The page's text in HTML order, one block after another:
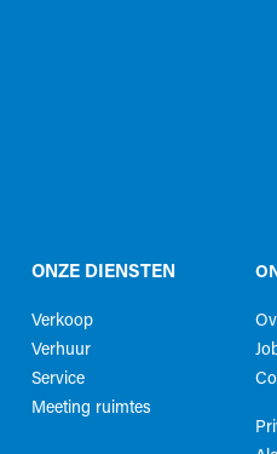
ONZE DIENSTEN
Verkoop
Verhuur
Service
Meeting ruimtes